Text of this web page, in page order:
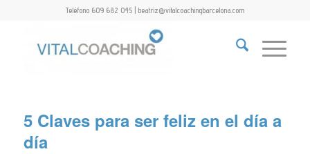
Teléfono 609 682 045 | beatriz@vitalcoachingbarcelona.com
5 Claves para ser feliz en el día a
día